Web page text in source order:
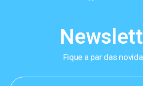
Fique a par das